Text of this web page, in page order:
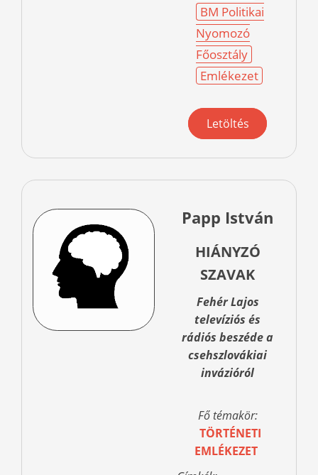
BM Politikai
Nyomozó
Főosztály
Emlékezet
Letöltés
Papp István
HIÁNYZÓ
SZAVAK
Fehér Lajos
televíziós és
rádiós beszéde a
csehszlovákiai
invázióról
Fő témakör:
TÖRTÉNETI
EMLÉKEZET